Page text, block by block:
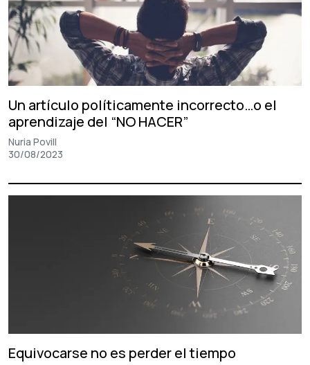
Un artículo políticamente incorrecto…o el
aprendizaje del “NO HACER”
Nuria Povill
30/08/2023
Equivocarse no es perder el tiempo